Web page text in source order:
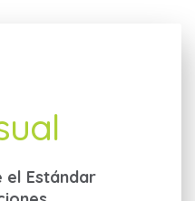
el Estándar